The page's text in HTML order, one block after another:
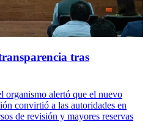
tras
organismo alertó que el nuevo
convirtió a las autoridades en
de revisión y mayores reservas